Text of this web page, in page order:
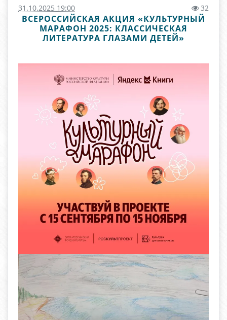
31.10.2025 19:00 32
ВСЕРОССИЙСКАЯ АКЦИЯ «КУЛЬТУРНЫЙ
МАРАФОН 2025: КЛАССИЧЕСКАЯ
ЛИТЕРАТУРА ГЛАЗАМИ ДЕТЕЙ»